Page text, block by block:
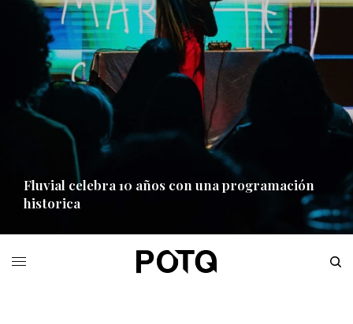
Fluvial celebra 10 años con una programación
historica